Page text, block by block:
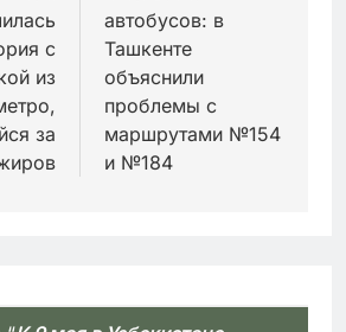
с
из
за
автобусов: в
Ташкенте
объяснили
проблемы с
маршрутами №154
и №184